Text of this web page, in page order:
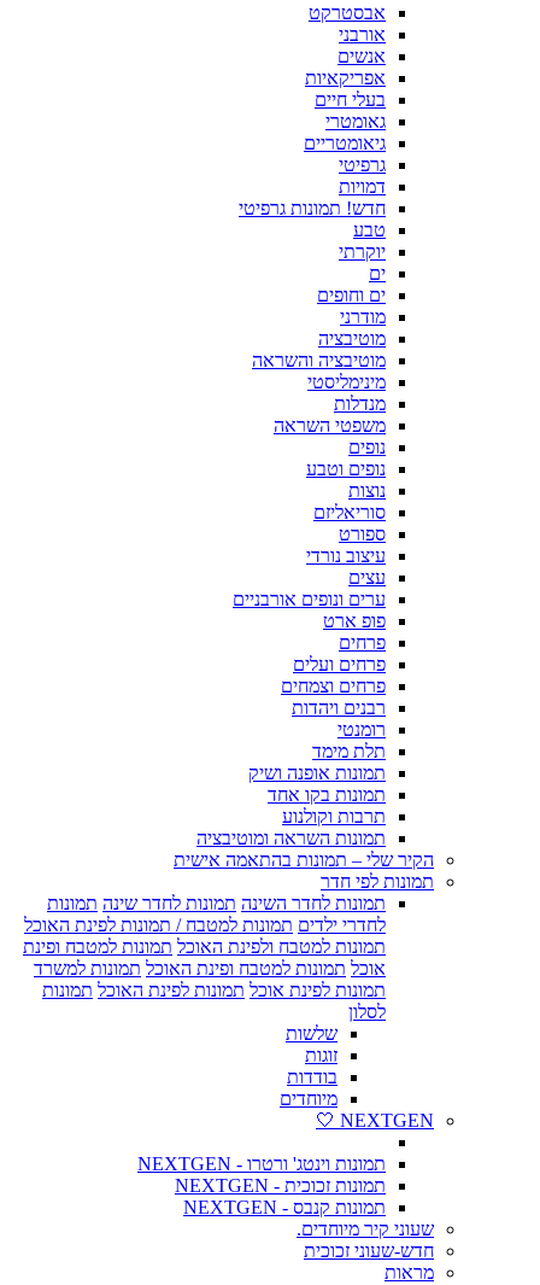
אבסטרקט
אורבני
אנשים
אפריקאיות
בעלי חיים
גאומטרי
גיאומטריים
גרפיטי
דמויות
חדש! תמונות גרפיטי
טבע
יוקרתי
ים
ים וחופים
מודרני
מוטיבציה
מוטיבציה והשראה
מינימליסטי
מנדלות
משפטי השראה
נופים
נופים וטבע
נוצות
סוריאליזם
ספורט
עיצוב נורדי
עצים
ערים ונופים אורבניים
פופ ארט
פרחים
פרחים ועלים
פרחים וצמחים
רבנים ויהדות
רומנטי
תלת מימד
תמונות אופנה ושיק
תמונות בקו אחד
תרבות וקולנוע
תמונות השראה ומוטיבציה
הקיר שלי – תמונות בהתאמה אישית
תמונות לפי חדר
תמונות לחדר השינה תמונות לחדר שינה תמונות
לחדרי ילדים תמונות למטבח / תמונות לפינת האוכל
תמונות למטבח ולפינת האוכל תמונות למטבח ופינת
אוכל תמונות למטבח ופינת האוכל תמונות למשרד
תמונות לפינת אוכל תמונות לפינת האוכל תמונות
לסלון
שלשות
זוגות
בודדות
מיוחדים
NEXTGEN 🤍
תמונות וינטג' ורטרו - NEXTGEN
תמונות זכוכית - NEXTGEN
תמונות קנבס - NEXTGEN
שעוני קיר מיוחדים.
חדש-שעוני זכוכית
מראות